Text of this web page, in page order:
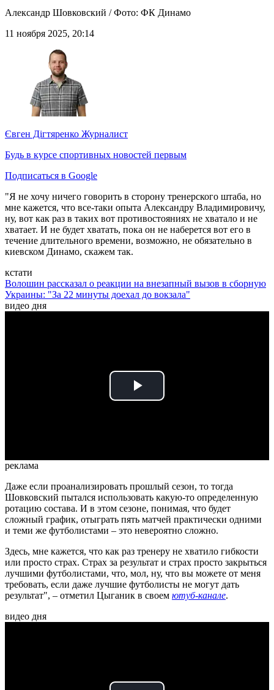
Александр Шовковский / Фото: ФК Динамо
11 ноября 2025, 20:14
Євген Дігтяренко Журналист
Будь в курсе спортивных новостей первым
Подписаться в Google
"Я не хочу ничего говорить в сторону тренерского штаба, но
мне кажется, что все-таки опыта Александру Владимировичу,
ну, вот как раз в таких вот противостояниях не хватало и не
хватает. И не будет хватать, пока он не наберется вот его в
течение длительного времени, возможно, не обязательно в
киевском Динамо, скажем так.
кстати
Волошин рассказал о реакции на внезапный вызов в сборную
Украины: "За 22 минуты доехал до вокзала"
видео дня
Play
реклама
Даже если проанализировать прошлый сезон, то тогда
Шовковский пытался использовать какую-то определенную
ротацию состава. И в этом сезоне, понимая, что будет
сложный график, отыграть пять матчей практически одними
и теми же футболистами – это невероятно сложно.
Здесь, мне кажется, что как раз тренеру не хватило гибкости
или просто страх. Страх за результат и страх просто закрыться
лучшими футболистами, что, мол, ну, что вы можете от меня
требовать, если даже лучшие футболисты не могут дать
результат", – отметил Цыганик в своем ютуб-канале.
видео дня